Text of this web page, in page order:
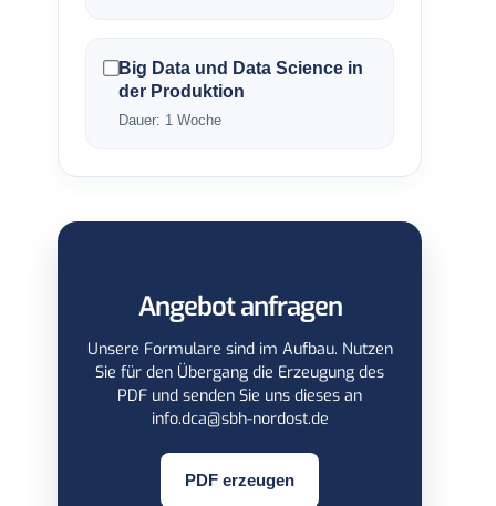
Big Data und Data Science in
der Produktion
Dauer: 1 Woche
Angebot anfragen
Unsere Formulare sind im Aufbau. Nutzen
Sie für den Übergang die Erzeugung des
PDF und senden Sie uns dieses an
info.dca@sbh-nordost.de
PDF erzeugen